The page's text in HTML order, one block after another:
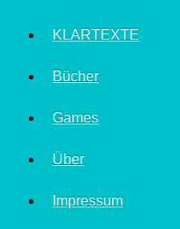
KLARTEXTE
Bücher
Games
Über
Impressum